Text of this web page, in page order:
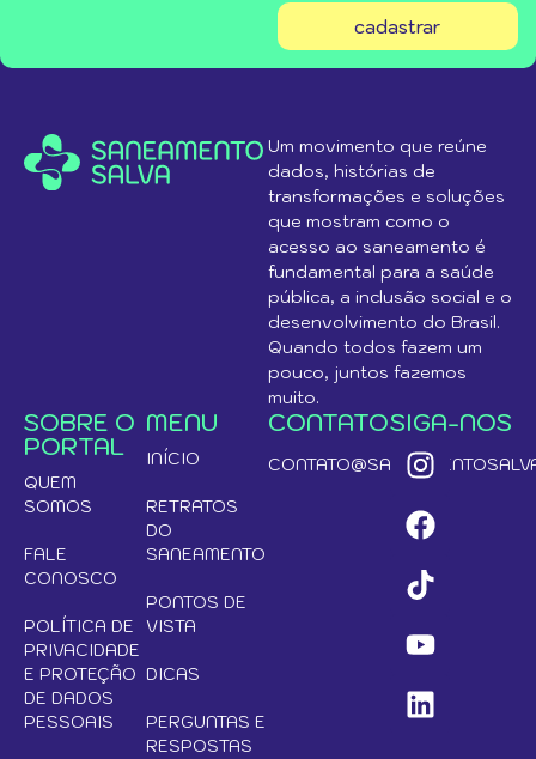
cadastrar
Um movimento que reúne
dados, histórias de
transformações e soluções
que mostram como o
acesso ao saneamento é
fundamental para a saúde
pública, a inclusão social e o
desenvolvimento do Brasil.
Quando todos fazem um
pouco, juntos fazemos
muito.
SOBRE O
PORTAL
QUEM
SOMOS
FALE
CONOSCO
POLÍTICA DE
PRIVACIDADE
E PROTEÇÃO
DE DADOS
PESSOAIS
MENU
INÍCIO
RETRATOS
DO
SANEAMENTO
PONTOS DE
VISTA
DICAS
PERGUNTAS E
RESPOSTAS
CONTATOSIGA-NOS